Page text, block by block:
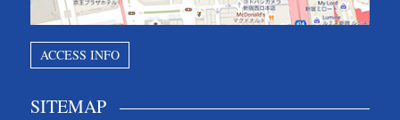
ACCESS INFO
SITEMAP